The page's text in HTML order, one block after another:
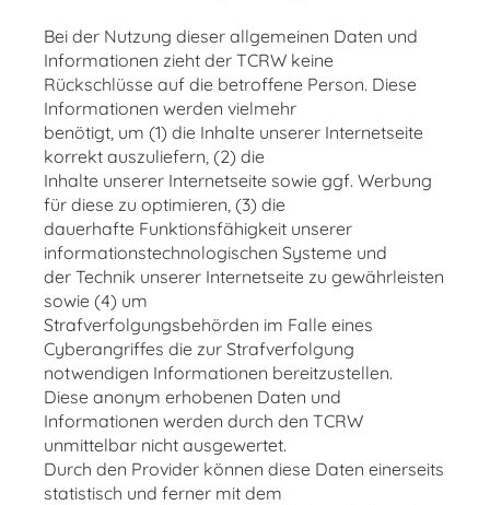
Bei der Nutzung dieser allgemeinen Daten und
Informationen zieht der TCRW keine
Rückschlüsse auf die betroffene Person. Diese
Informationen werden vielmehr
benötigt, um (1) die Inhalte unserer Internetseite
korrekt auszuliefern, (2) die
Inhalte unserer Internetseite sowie ggf. Werbung
für diese zu optimieren, (3) die
dauerhafte Funktionsfähigkeit unserer
informationstechnologischen Systeme und
der Technik unserer Internetseite zu gewährleisten
sowie (4) um
Strafverfolgungsbehörden im Falle eines
Cyberangriffes die zur Strafverfolgung
notwendigen Informationen bereitzustellen.
Diese anonym erhobenen Daten und
Informationen werden durch den TCRW
unmittelbar nicht ausgewertet.
Durch den Provider können diese Daten einerseits
statistisch und ferner mit dem